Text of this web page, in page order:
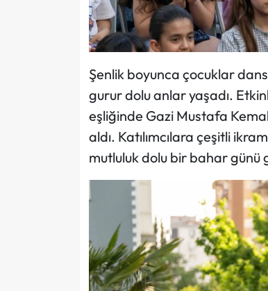
Şenlik boyunca çocuklar
gurur dolu anlar yaşadı.
eşliğinde Gazi Mustafa
aldı. Katılımcılara çeşitli
mutluluk dolu bir bahar günü